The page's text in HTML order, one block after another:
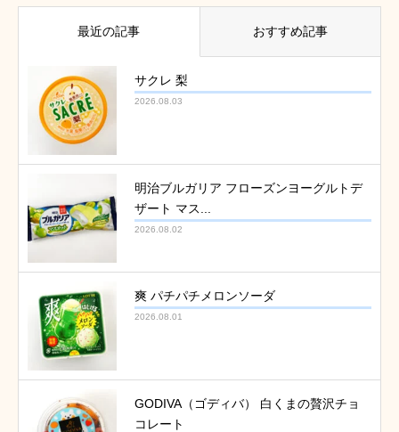
最近の記事 おすすめ記事
サクレ 梨
2026.08.03
明治ブルガリア フローズンヨーグルトデ
ザート マス...
2026.08.02
爽 パチパチメロンソーダ
2026.08.01
GODIVA（ゴディバ） 白くまの贅沢チョ
コレート